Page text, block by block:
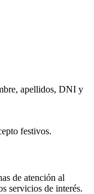
apellidos, DNI y
festivos.
de atención al
servicios de interés.